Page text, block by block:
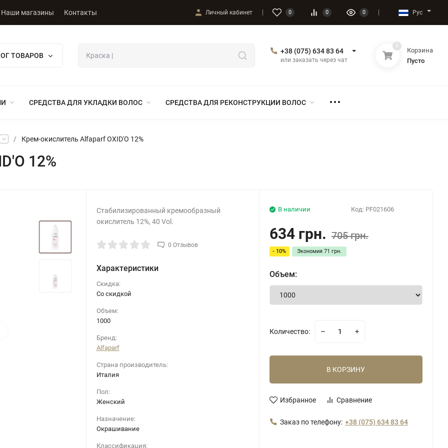
Наши магазины Контакты Личный кабинет 0 0 0 Рус
ТОВАРОВ
+38 (075) 634 83 64
или заказать через чат
0
Корзина
Пусто
СРЕДСТВА ДЛЯ УКЛАДКИ ВОЛОС СРЕДСТВА ДЛЯ РЕКОНСТРУКЦИИ ВОЛОС
/ Крем-окислитель Alfaparf OXID'O 12%
12%
Стабилизированный кремообразный
окислитель 12%, 40 Vol.
0 Отзывов
Характеристики
Скидка:
Со скидкой
Объем:
1000
Бренд:
Alfaparf
Страна производитель:
Италия
Пол:
Женский
Назначение:
Окрашивание
Классификация:
Код: PF021606
В наличии
634 грн. 705 грн.
- 10% Экономия 71 грн.
Объем:
Количество:
В КОРЗИНУ
Избранное Сравнение
Заказ по телефону: +38 (075) 634 83 64